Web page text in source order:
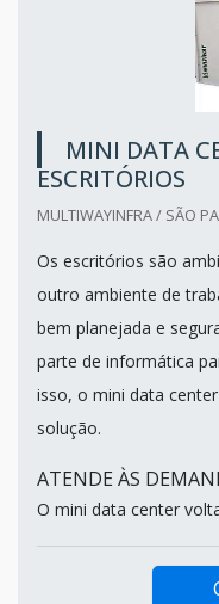
MINI DATA
ESCRITÓRIOS
MULTIWAYINFRA / SÃO
Os escritórios são
outro ambiente de
bem planejada e
parte de informática
isso, o mini data
solução.
ATENDE ÀS
O mini data center